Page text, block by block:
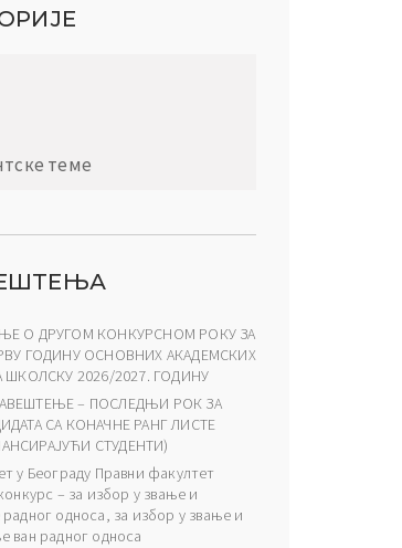
теме
О ДРУГОМ КОНКУРСНОМ РОКУ ЗА
ГОДИНУ ОСНОВНИХ АКАДЕМСКИХ
ШКОЛСКУ 2026/2027. ГОДИНУ
– ПОСЛЕДЊИ РОК ЗА
СА КОНАЧНЕ РАНГ ЛИСТЕ
СТУДЕНТИ)
у Београду Правни факултет
– за избор у звање и
односа, за избор у звање и
ван радног односа